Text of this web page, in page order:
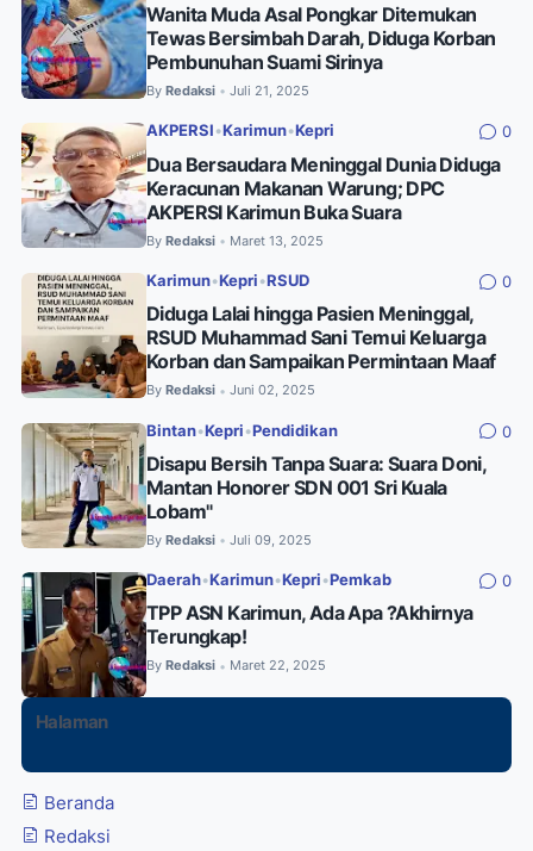
Wanita Muda Asal Pongkar Ditemukan
Tewas Bersimbah Darah, Diduga Korban
Pembunuhan Suami Sirinya
By Redaksi • Juli 21, 2025
AKPERSI •Karimun•Kepri 0
Dua Bersaudara Meninggal Dunia Diduga
Keracunan Makanan Warung; DPC
AKPERSI Karimun Buka Suara
By Redaksi • Maret 13, 2025
Karimun•Kepri •RSUD 0
Diduga Lalai hingga Pasien Meninggal,
RSUD Muhammad Sani Temui Keluarga
Korban dan Sampaikan Permintaan Maaf
By Redaksi • Juni 02, 2025
Bintan•Kepri •Pendidikan 0
Disapu Bersih Tanpa Suara: Suara Doni,
Mantan Honorer SDN 001 Sri Kuala
Lobam"
By Redaksi • Juli 09, 2025
Daerah•Karimun•Kepri •Pemkab 0
TPP ASN Karimun, Ada Apa ?Akhirnya
Terungkap!
By Redaksi • Maret 22, 2025
Halaman
Beranda
Redaksi